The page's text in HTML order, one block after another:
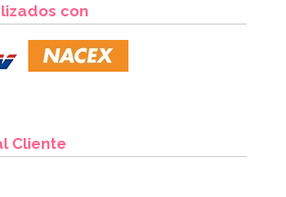
con
Cliente